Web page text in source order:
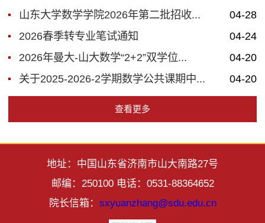
山东大学数学学院2026年第二批招收...
04-28
2026春季转专业笔试通知
04-24
2026年曼大-山大数学“2+2”双学位...
04-20
关于2025-2026-2学期数学公共课期中...
04-20
查看更多
地址：中国山东省济南市山大南路27号
邮编：250100 电话：0531-88364652
院长信箱： sxyuanzhang@sdu.edu.cn